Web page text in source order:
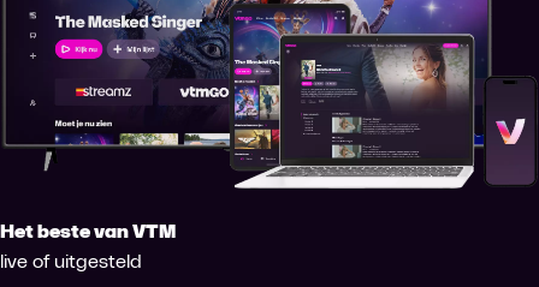
Het beste van VTM
live of uitgesteld